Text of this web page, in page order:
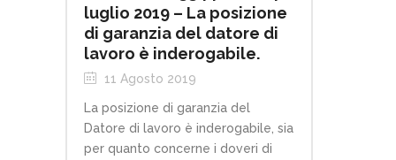
luglio 2019 – La posizione
di garanzia del datore di
lavoro è inderogabile.
11 Agosto 2019
La posizione di garanzia del
Datore di lavoro è inderogabile, sia
per quanto concerne i doveri di